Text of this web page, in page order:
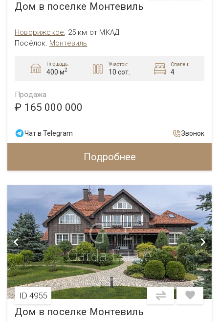
Дом в поселке Монтевиль
Новорижское, 25 км от МКАД
Посёлок: Монтевиль
Площадь:
400 м2
Участок:
10 сот.
Спален:
4
Продажа
₽ 165 000 000
Чат в Telegram Звонок
Подробнее
ID 4955
Дом в поселке Монтевиль